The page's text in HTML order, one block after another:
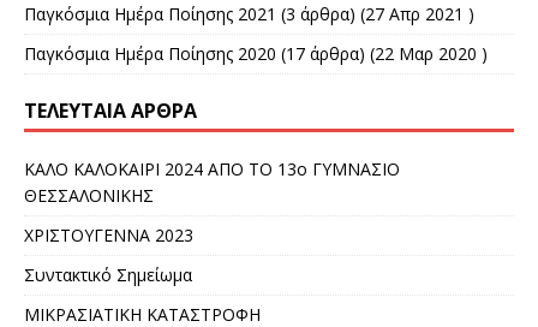
Παγκόσμια Ημέρα Ποίησης 2021 (3 άρθρα) (27 Απρ 2021 )
Παγκόσμια Hμέρα Ποίησης 2020 (17 άρθρα) (22 Μαρ 2020 )
ΤΕΛΕΥΤΑΊΑ ΆΡΘΡΑ
ΚΑΛΟ ΚΑΛΟΚΑΙΡΙ 2024 ΑΠΟ ΤΟ 13ο ΓΥΜΝΑΣΙΟ
ΘΕΣΣΑΛΟΝΙΚΗΣ
ΧΡΙΣΤΟΥΓΕΝΝΑ 2023
Συντακτικό Σημείωμα
ΜΙΚΡΑΣΙΑΤΙΚΗ ΚΑΤΑΣΤΡΟΦΗ